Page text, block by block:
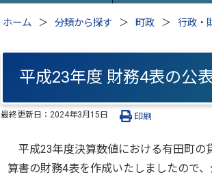
ホーム 分類から探す 町政 行政・
平成23年度 財務4表の公
最終更新日： 2024年3月15日 印刷
平成23年度決算数値における有田町の
算書の財務4表を作成いたしましたので、